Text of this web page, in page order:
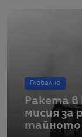
Глобално
Ракета
мисия за
тайното